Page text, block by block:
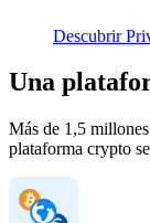
Descubrir
Una
Más de 1,5
plataforma crypto